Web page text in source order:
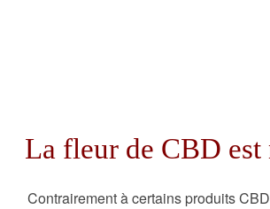
La fleur de CBD est
Contrairement à certains produits